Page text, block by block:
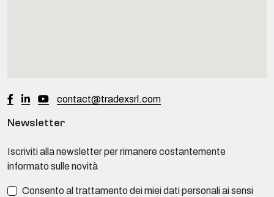
contact@tradexsrl.com
Newsletter
Iscriviti alla newsletter per rimanere costantemente
informato sulle novità
Consento al trattamento dei miei dati personali ai sensi